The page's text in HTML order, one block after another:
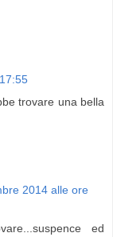
trovare una bella
2014 alle ore
ed